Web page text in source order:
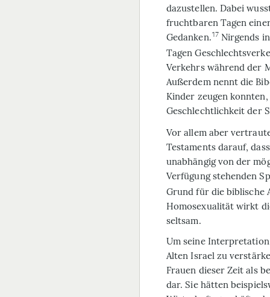
dazustellen. Dabei
fruchtbaren Tagen
Gedanken.17Nirgends
Tagen
Verkehrs während der
Außerdem nennt die
Kinder zeugen
Geschlechtlichkeit der
Vor allem aber
Testaments darauf,
unabhängig von der
Verfügung stehenden
Grund für die biblische
Homosexualität wirkt
seltsam.
Um seine
Alten Israel zu
Frauen dieser Zeit als
dar. Sie hätten